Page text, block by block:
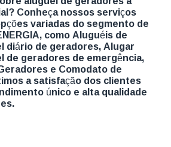
Conheça nossos serviços
variadas do segmento de
como Aluguéis de
diário de geradores, Alugar
de geradores de emergência,
e Comodato de
a satisfação dos clientes
único e alta qualidade